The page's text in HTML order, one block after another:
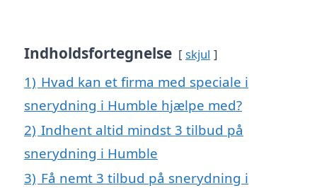
Indholdsfortegnelse skjul
1) Hvad kan et firma med speciale i
snerydning i Humble hjælpe med?
2) Indhent altid mindst 3 tilbud på
snerydning i Humble
3) Få nemt 3 tilbud på snerydning i